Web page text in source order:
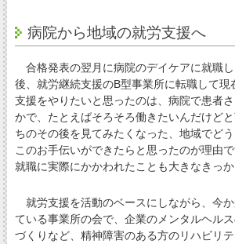
病院から地域の就労支援へ
合格発表の翌月に病院のデイケアに就職
後、就労継続支援のB型事業所に転職して現
支援をやりたいと思ったのは、病院で患者
かで、たとえばそろそろ働きたいんだけど
ちのその後を見てみたくなった、地域でど
このお手伝いができたらと思ったのが理由
就職に実際にかかわれたことも大きなきっか
就労支援を活動のベースにしながら、今
ている事業所の会で、企業のメンタルヘル
づくりなど、精神障害のある方のリハビリ